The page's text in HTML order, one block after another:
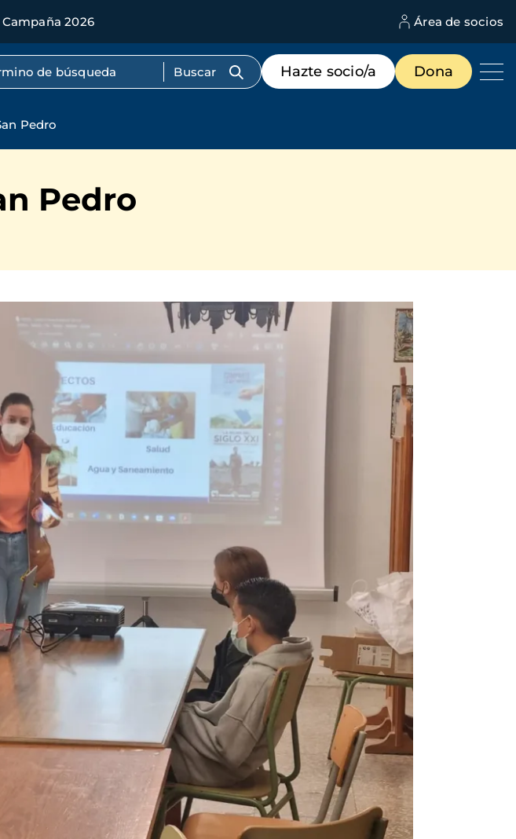
Campaña 2026 Área de socios
texto completo
Menú
de
destacados
Hazte socio/a Dona
Pedro
Pedro